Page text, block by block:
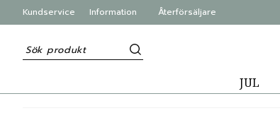
Kundservice Information Återförsäljare
JUL